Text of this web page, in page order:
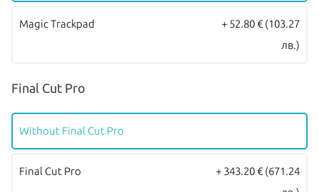
Magic Trackpad + 52.80 € (103.27
лв.)
Final Cut Pro
Without Final Cut Pro
Final Cut Pro + 343.20 € (671.24